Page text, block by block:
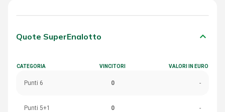
Quote SuperEnalotto keyboard_arrow_down
CATEGORIA VINCITORI VALORI IN EURO
Punti 6 0 -
Punti 5+1 0 -